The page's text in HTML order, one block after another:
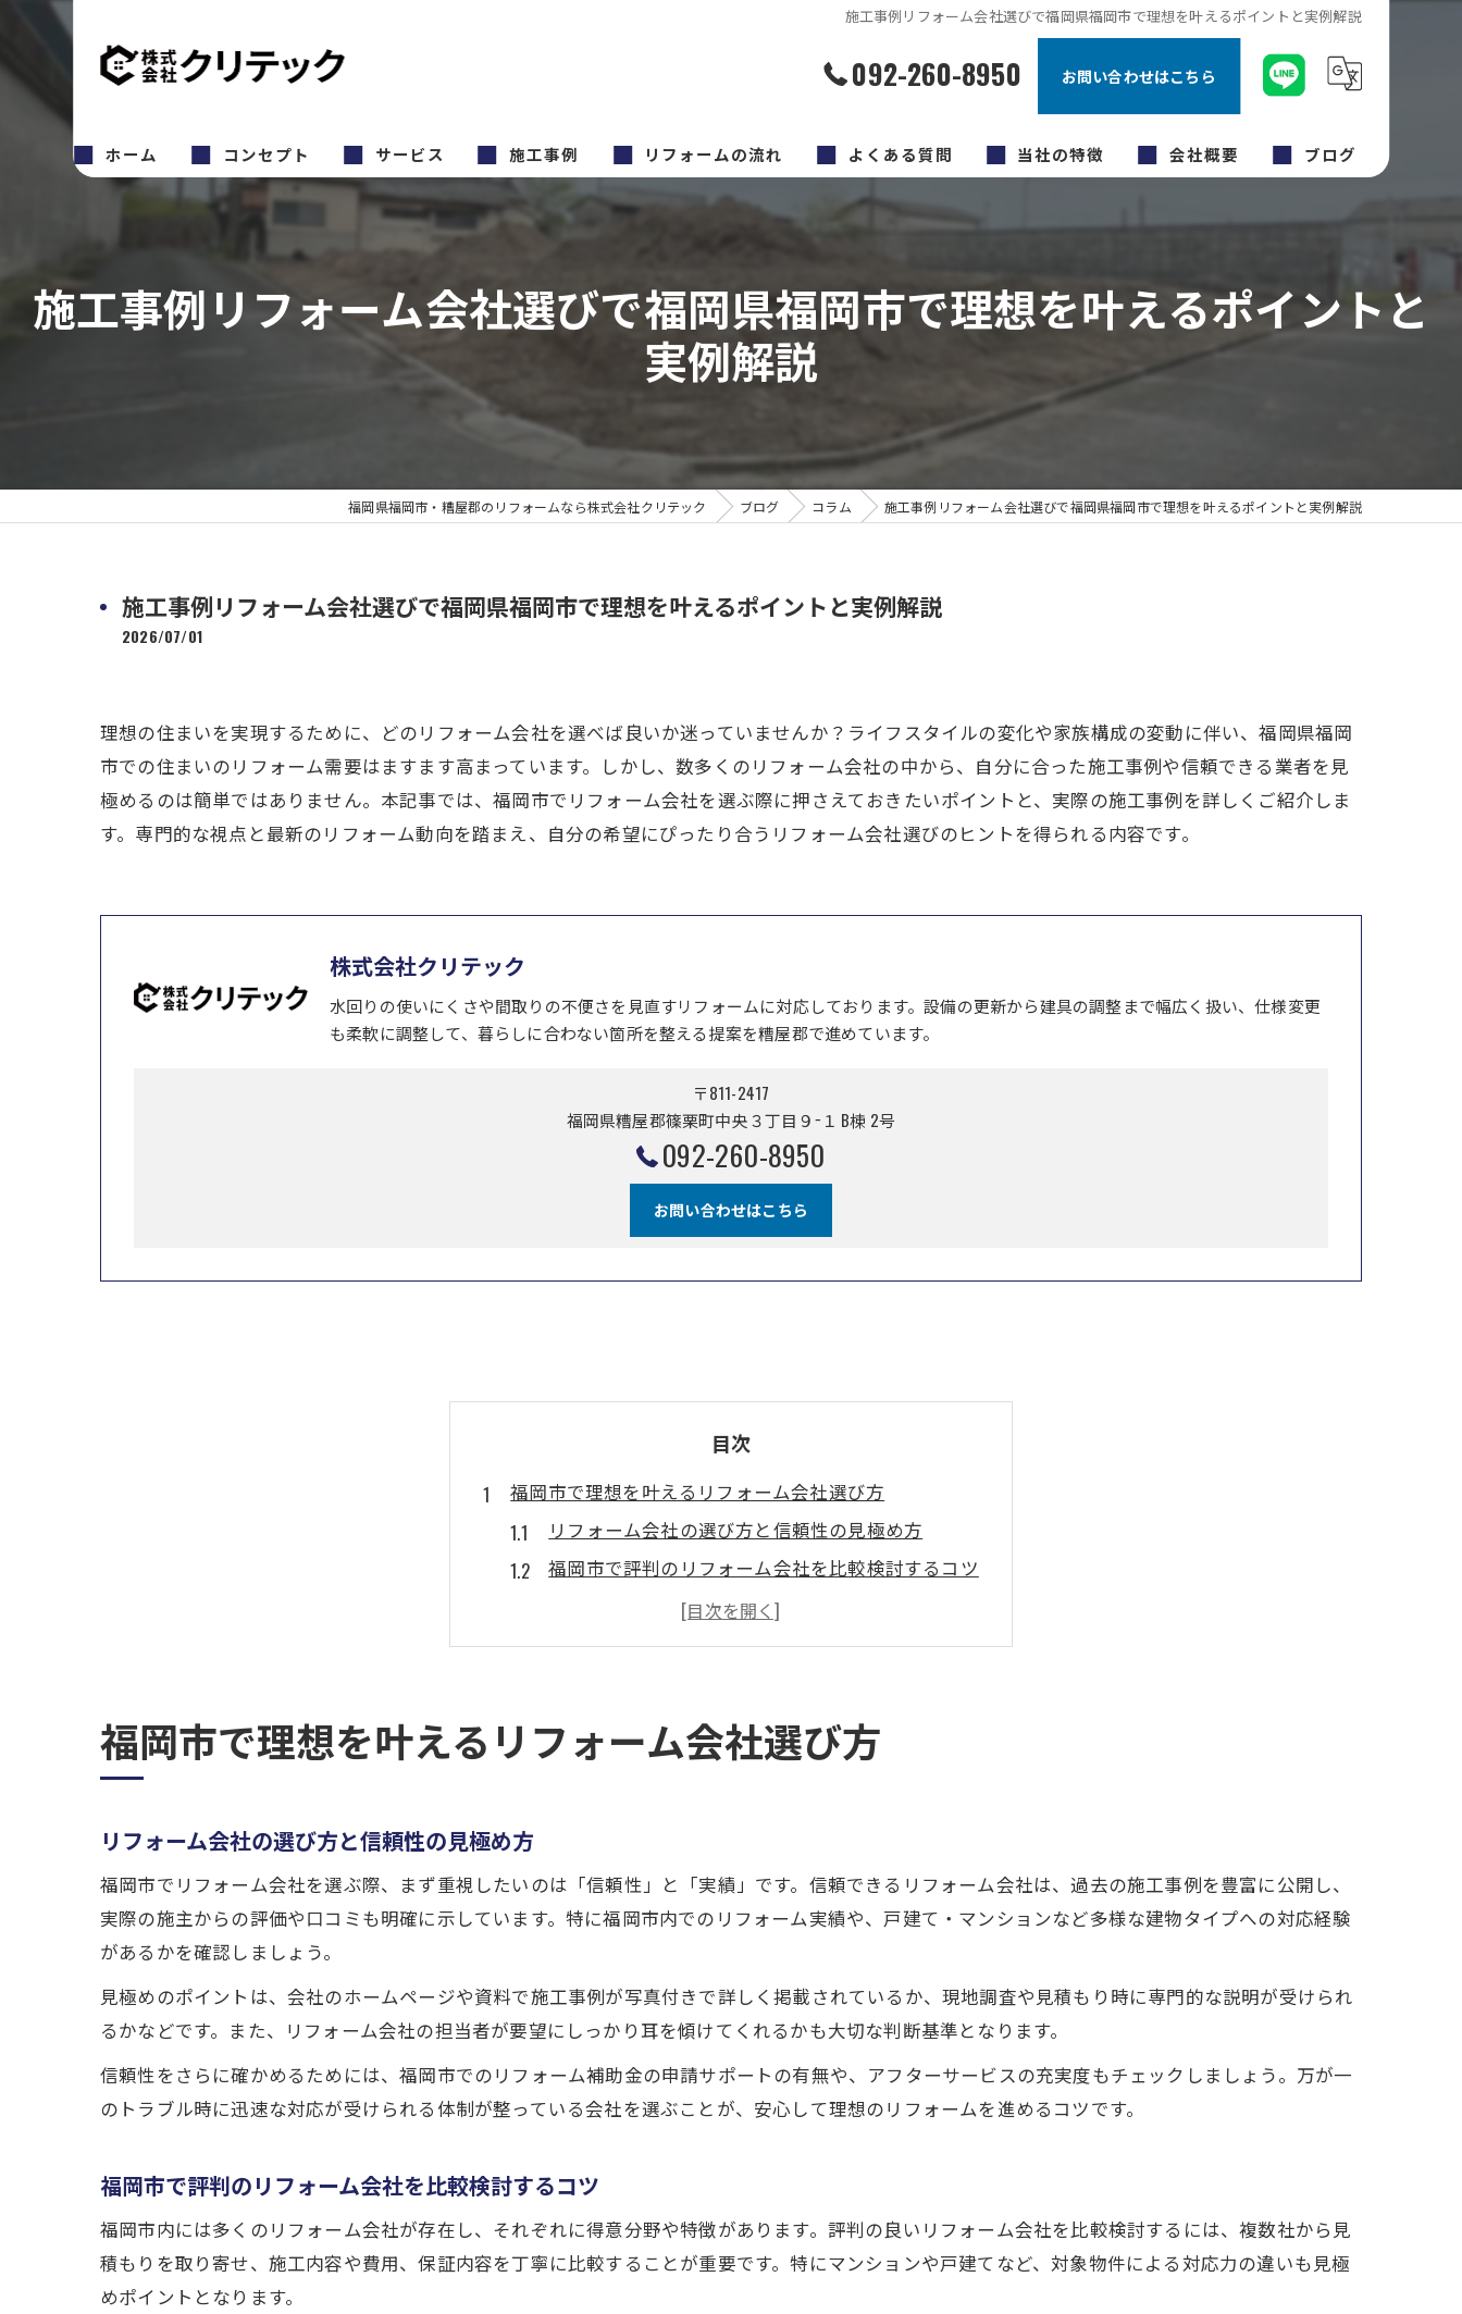
施工事例リフォーム会社選びで福岡県福岡市で理想を叶えるポイントと実例解説
092-260-8950 お問い合わせはこちら
ホーム コンセプト サービス 施工事例 リフォームの流れ よくある質問 当社の特徴
キッチン
原状回復工事
福岡市のリフォーム
会社概要 ブログ
コラム
施工事例リフォーム会社選びで福岡県福岡市で理想を叶えるポイントと
実例解説
福岡県福岡市・糟屋郡のリフォームなら株式会社クリテック ブログ コラム 施工事例リフォーム会社選びで福岡県福岡市で理想を叶えるポイントと実例解説
施工事例リフォーム会社選びで福岡県福岡市で理想を叶えるポイントと実例解説
2026/07/01
理想の住まいを実現するために、どのリフォーム会社を選べば良いか迷っていませんか？ライフスタイルの変化や家族構成の変動に伴い、福岡県福岡
市での住まいのリフォーム需要はますます高まっています。しかし、数多くのリフォーム会社の中から、自分に合った施工事例や信頼できる業者を見
極めるのは簡単ではありません。本記事では、福岡市でリフォーム会社を選ぶ際に押さえておきたいポイントと、実際の施工事例を詳しくご紹介しま
す。専門的な視点と最新のリフォーム動向を踏まえ、自分の希望にぴったり合うリフォーム会社選びのヒントを得られる内容です。
株式会社クリテック
水回りの使いにくさや間取りの不便さを見直すリフォームに対応しております。設備の更新から建具の調整まで幅広く扱い、仕様変更
も柔軟に調整して、暮らしに合わない箇所を整える提案を糟屋郡で進めています。
〒811-2417
福岡県糟屋郡篠栗町中央３丁目９−１ B棟 2号
092-260-8950
お問い合わせはこちら
目次
福岡市で理想を叶えるリフォーム会社選び方
リフォーム会社の選び方と信頼性の見極め方
福岡市で評判のリフォーム会社を比較検討するコツ
ライフスタイルに合うリフォーム会社の探し方
リフォーム会社選びで失敗しないチェックポイント
リフォーム会社を活用した住まいの変身事例
リフォーム会社が実現した最新の住まい事例集
リフォーム会社で叶う部分リフォームの工夫
実際にリフォーム会社で変わる暮らしの様子
おしゃれを叶えるリフォーム会社の提案力とは
福岡市リフォーム会社のデザイン力に注目
センスが光るリフォーム会社選びのポイント
リフォーム会社が創るおしゃれ空間の秘密
家族の変化に寄り添う施工事例を徹底紹介
リフォーム会社が叶える家族の暮らし改善事例
家族構成に合わせたリフォーム会社の提案事例
福岡市で理想を叶えるリフォーム会社選び方
リフォーム会社の選び方と信頼性の見極め方
福岡市でリフォーム会社を選ぶ際、まず重視したいのは「信頼性」と「実績」です。信頼できるリフォーム会社は、過去の施工事例を豊富に公開し、
実際の施主からの評価や口コミも明確に示しています。特に福岡市内でのリフォーム実績や、戸建て・マンションなど多様な建物タイプへの対応経験
があるかを確認しましょう。
見極めのポイントは、会社のホームページや資料で施工事例が写真付きで詳しく掲載されているか、現地調査や見積もり時に専門的な説明が受けられ
るかなどです。また、リフォーム会社の担当者が要望にしっかり耳を傾けてくれるかも大切な判断基準となります。
信頼性をさらに確かめるためには、福岡市でのリフォーム補助金の申請サポートの有無や、アフターサービスの充実度もチェックしましょう。万が一
のトラブル時に迅速な対応が受けられる体制が整っている会社を選ぶことが、安心して理想のリフォームを進めるコツです。
福岡市で評判のリフォーム会社を比較検討するコツ
福岡市内には多くのリフォーム会社が存在し、それぞれに得意分野や特徴があります。評判の良いリフォーム会社を比較検討するには、複数社から見
積もりを取り寄せ、施工内容や費用、保証内容を丁寧に比較することが重要です。特にマンションや戸建てなど、対象物件による対応力の違いも見極
めポイントとなります。